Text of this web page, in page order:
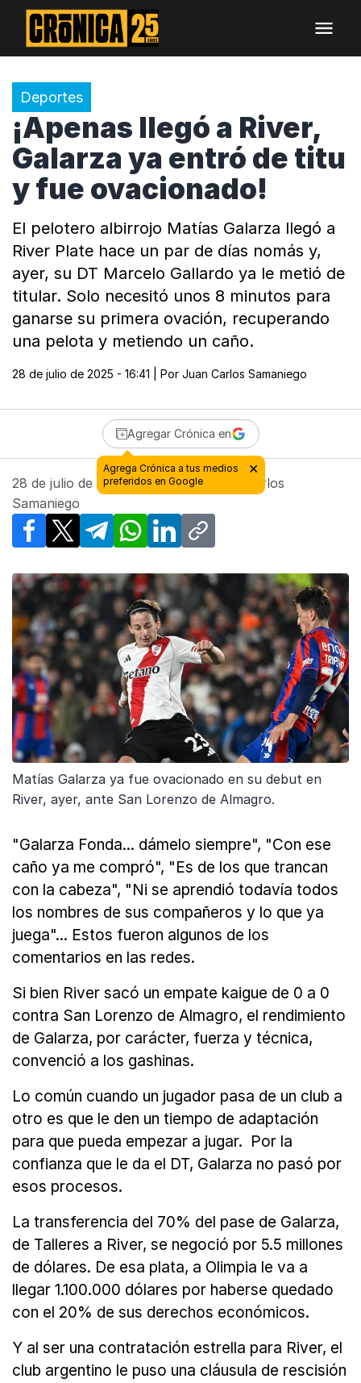
Deportes
¡Apenas llegó a River,
Galarza ya entró de titu
y fue ovacionado!
El pelotero albirrojo Matías Galarza llegó a
River Plate hace un par de días nomás y,
ayer, su DT Marcelo Gallardo ya le metió de
titular. Solo necesitó unos 8 minutos para
ganarse su primera ovación, recuperando
una pelota y metiendo un caño.
28 de julio de 2025 - 16:41 | Por Juan Carlos Samaniego
Agregar Crónica en
28 de julio de 2025 - 16:41| Por
Juan Carlos
Samaniego
Facebook
X TelegramWhatsApp
LinkedInCopy link
Matías Galarza ya fue ovacionado en su debut en
River, ayer, ante San Lorenzo de Almagro.
"Galarza Fonda... dámelo siempre", "Con ese
caño ya me compró", "Es de los que trancan
con la cabeza", "Ni se aprendió todavía todos
los nombres de sus compañeros y lo que ya
juega"... Estos fueron algunos de los
comentarios en las redes.
Si bien River sacó un empate kaigue de 0 a 0
contra San Lorenzo de Almagro, el rendimiento
de Galarza, por carácter, fuerza y técnica,
convenció a los gashinas.
Lo común cuando un jugador pasa de un club a
otro es que le den un tiempo de adaptación
para que pueda empezar a jugar. Por la
confianza que le da el DT, Galarza no pasó por
esos procesos.
La transferencia del 70% del pase de Galarza,
de Talleres a River, se negoció por 5.5 millones
de dólares. De esa plata, a Olimpia le va a
llegar 1.100.000 dólares por haberse quedado
con el 20% de sus derechos económicos.
Y al ser una contratación estrella para River, el
club argentino le puso una cláusula de rescisión